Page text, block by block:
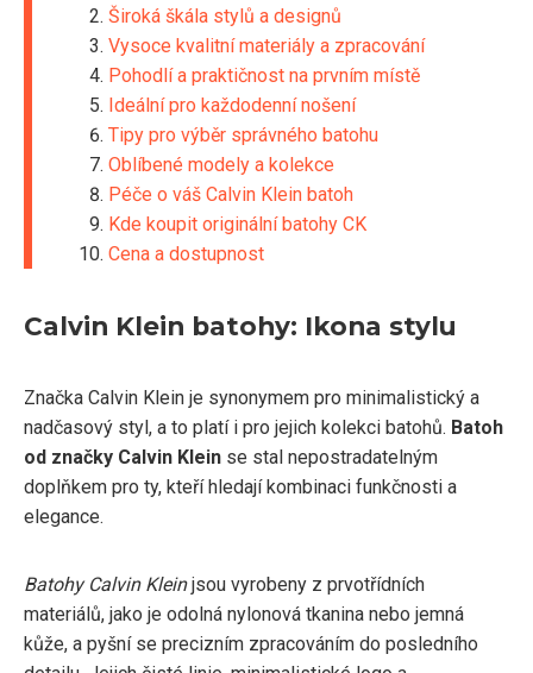
Široká škála stylů a designů
Vysoce kvalitní materiály a zpracování
Pohodlí a praktičnost na prvním místě
Ideální pro každodenní nošení
Tipy pro výběr správného batohu
Oblíbené modely a kolekce
Péče o váš Calvin Klein batoh
Kde koupit originální batohy CK
Cena a dostupnost
Calvin Klein batohy: Ikona stylu
Značka Calvin Klein je synonymem pro minimalistický a
nadčasový styl, a to platí i pro jejich kolekci batohů. Batoh
od značky Calvin Klein se stal nepostradatelným
doplňkem pro ty, kteří hledají kombinaci funkčnosti a
elegance.
Batohy Calvin Kleinjsou vyrobeny z prvotřídních
materiálů, jako je odolná nylonová tkanina nebo jemná
kůže, a pyšní se precizním zpracováním do posledního